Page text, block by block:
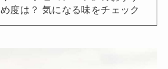
め度は？ 気になる味をチェック